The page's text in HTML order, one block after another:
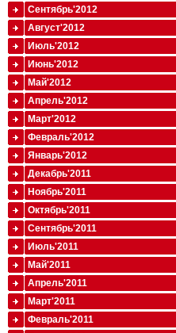
Сентябрь'2012
Август'2012
Июль'2012
Июнь'2012
Май'2012
Апрель'2012
Март'2012
Февраль'2012
Январь'2012
Декабрь'2011
Ноябрь'2011
Октябрь'2011
Сентябрь'2011
Июль'2011
Май'2011
Апрель'2011
Март'2011
Февраль'2011